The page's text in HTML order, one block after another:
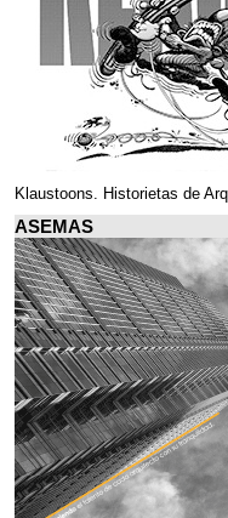
Klaustoons. Historietas de
ASEMAS